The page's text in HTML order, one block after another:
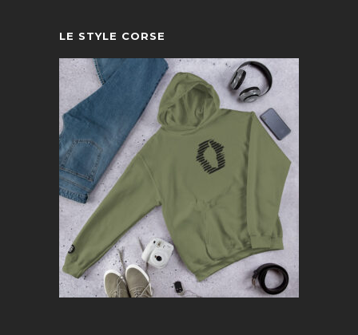
LE STYLE CORSE